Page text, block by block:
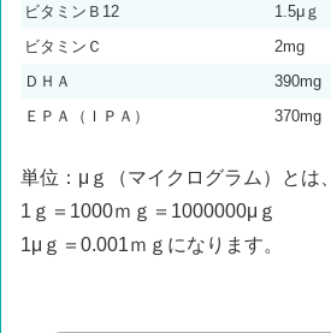
ビタミンＢ12
1.5μｇ
ビタミンＣ
2mg
ＤＨＡ
390mg
ＥＰＡ（ＩＰＡ）
370mg
単位：μｇ（マイクログラム）とは、
1ｇ＝1000ｍｇ＝1000000μｇ
1μｇ＝0.001ｍｇになります。